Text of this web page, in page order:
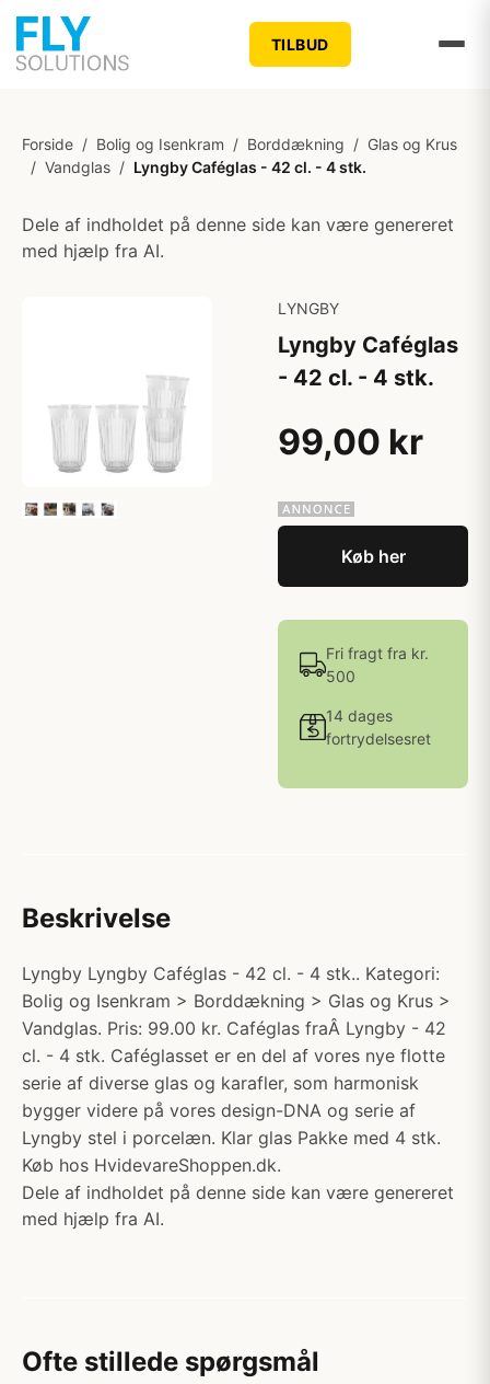
TILBUD
Forside / Bolig og Isenkram / Borddækning / Glas og Krus
/ Vandglas / Lyngby Caféglas - 42 cl. - 4 stk.
Dele af indholdet på denne side kan være genereret
med hjælp fra AI.
LYNGBY
Lyngby Caféglas
- 42 cl. - 4 stk.
99,00 kr
Køb her
Fri fragt fra kr.
500
14 dages
fortrydelsesret
Beskrivelse
Lyngby Lyngby Caféglas - 42 cl. - 4 stk.. Kategori:
Bolig og Isenkram > Borddækning > Glas og Krus >
Vandglas. Pris: 99.00 kr. Caféglas fraÂ Lyngby - 42
cl. - 4 stk. Caféglasset er en del af vores nye flotte
serie af diverse glas og karafler, som harmonisk
bygger videre på vores design-DNA og serie af
Lyngby stel i porcelæn. Klar glas Pakke med 4 stk.
Køb hos HvidevareShoppen.dk.
Dele af indholdet på denne side kan være genereret
med hjælp fra AI.
Ofte stillede spørgsmål